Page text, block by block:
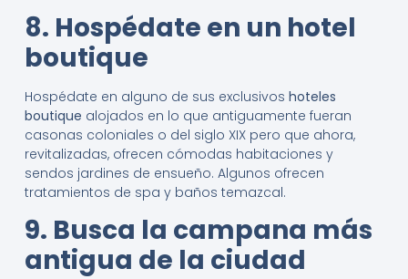
8. Hospédate en un hotel
boutique
Hospédate en alguno de sus exclusivos hoteles
boutique alojados en lo que antiguamente fueran
casonas coloniales o del siglo XIX pero que ahora,
revitalizadas, ofrecen cómodas habitaciones y
sendos jardines de ensueño. Algunos ofrecen
tratamientos de spa y baños temazcal.
9. Busca la campana más
antigua de la ciudad